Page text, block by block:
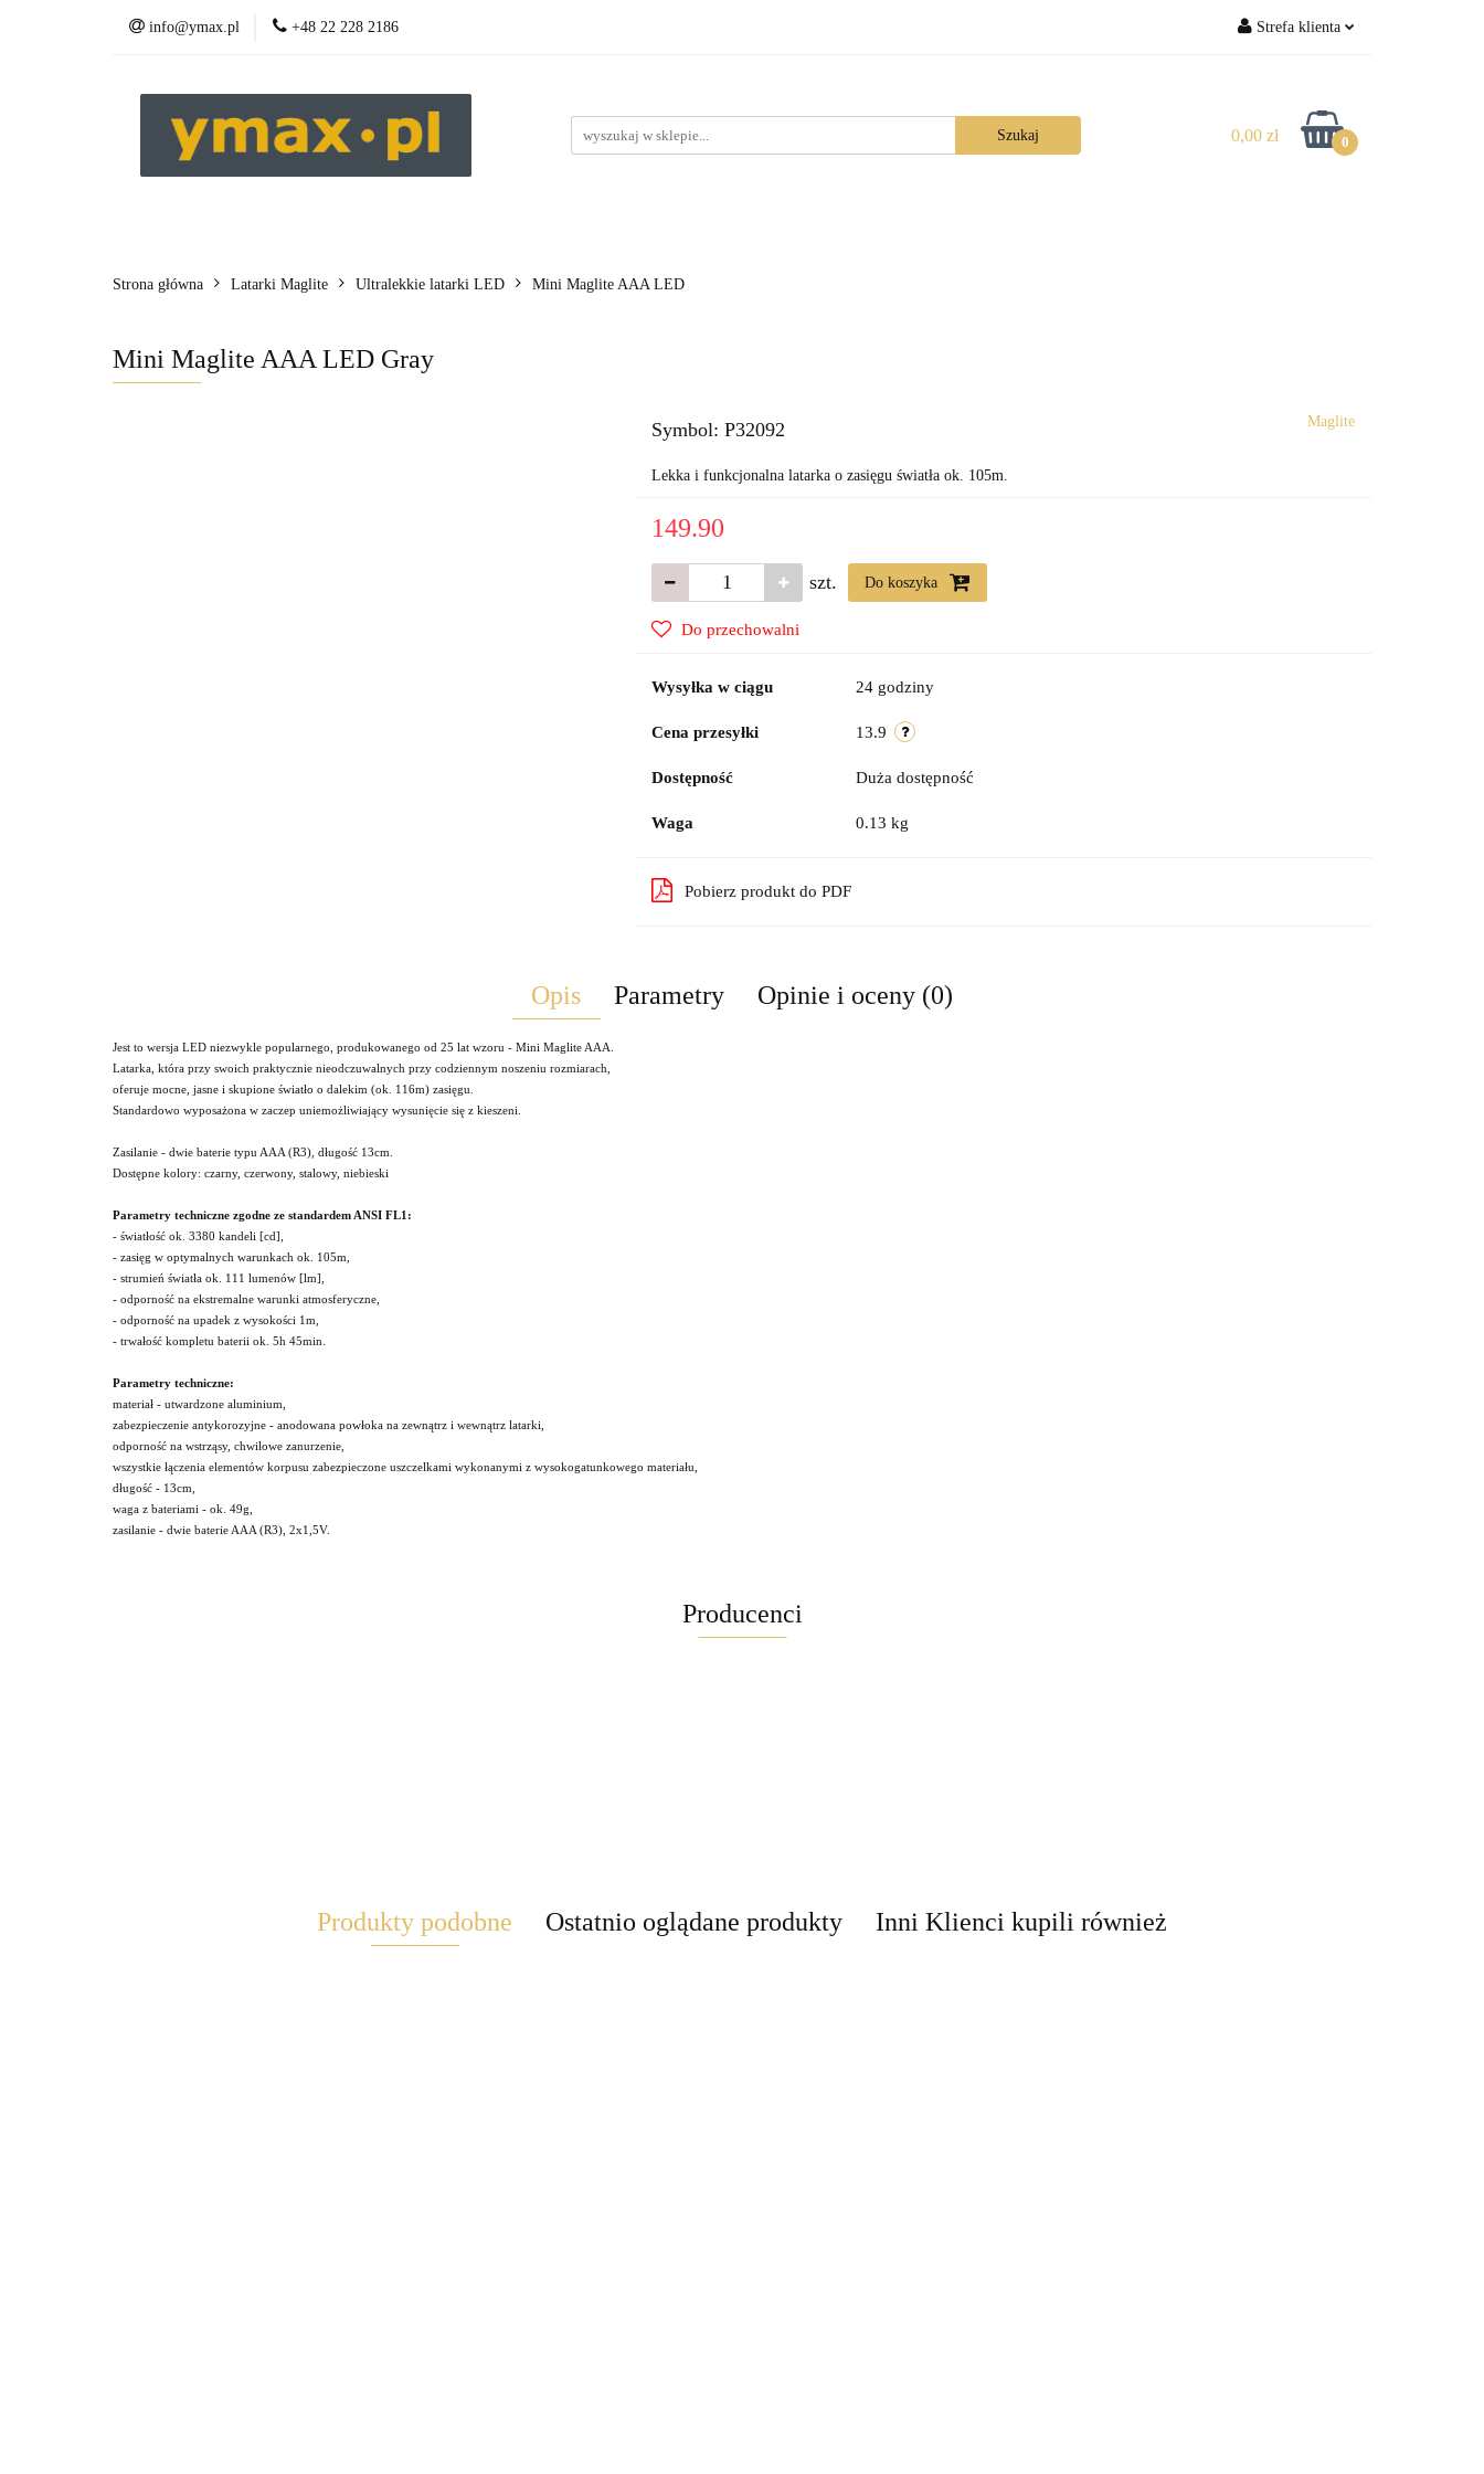
info@ymax.pl +48 22 228 2186 Strefa klienta
Zarejestruj się
Dodaj zgłoszenie
0,00 zł 0
Strona główna Latarki Maglite Ultralekkie latarki LED Mini Maglite AAA LED
Mini Maglite AAA LED Gray
Symbol: P32092 Maglite
Lekka i funkcjonalna latarka o zasięgu światła ok. 105m.
149.90
szt. Do koszyka
Do przechowalni
Wysyłka w ciągu 24 godziny
Cena przesyłki 13.9
Dostępność Duża dostępność
Waga 0.13 kg
Pobierz produkt do PDF
Opis Parametry Opinie i oceny (0)
Jest to wersja LED niezwykle popularnego, produkowanego od 25 lat wzoru - Mini Maglite AAA.
Latarka, która przy swoich praktycznie nieodczuwalnych przy codziennym noszeniu rozmiarach,
oferuje mocne, jasne i skupione światło o dalekim (ok. 116m) zasięgu.
Standardowo wyposażona w zaczep uniemożliwiający wysunięcie się z kieszeni.
Zasilanie - dwie baterie typu AAA (R3), długość 13cm.
Dostępne kolory: czarny, czerwony, stalowy, niebieski
Parametry techniczne zgodne ze standardem ANSI FL1:
- światłość ok. 3380 kandeli [cd],
- zasięg w optymalnych warunkach ok. 105m,
- strumień światła ok. 111 lumenów [lm],
- odporność na ekstremalne warunki atmosferyczne,
- odporność na upadek z wysokości 1m,
- trwałość kompletu baterii ok. 5h 45min.
Parametry techniczne:
materiał - utwardzone aluminium,
zabezpieczenie antykorozyjne - anodowana powłoka na zewnątrz i wewnątrz latarki,
odporność na wstrząsy, chwilowe zanurzenie,
wszystkie łączenia elementów korpusu zabezpieczone uszczelkami wykonanymi z wysokogatunkowego materiału,
długość - 13cm,
waga z bateriami - ok. 49g,
zasilanie - dwie baterie AAA (R3), 2x1,5V.
Producenci
Brite
Produkty podobne Ostatnio oglądane produkty Inni Klienci kupili również